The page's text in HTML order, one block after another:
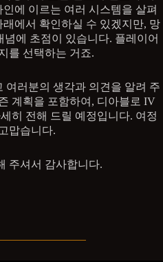
에 이르는 여러 시스템을 살펴
에서 확인하실 수 있겠지만, 망
에 초점이 있습니다. 플레이어
를 선택하는 거죠.
여러분의 생각과 의견을 알려 주
계획을 포함하여, 디아블로 IV
히 전해 드릴 예정입니다. 여정
맙습니다.
주셔서 감사합니다.